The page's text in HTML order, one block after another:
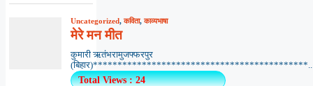
Uncategorized,कविता,काव्यभाषा
मेरे मन मीत
कुमारी ऋतंभरामुजफ्फरपुर
Total Views : 24